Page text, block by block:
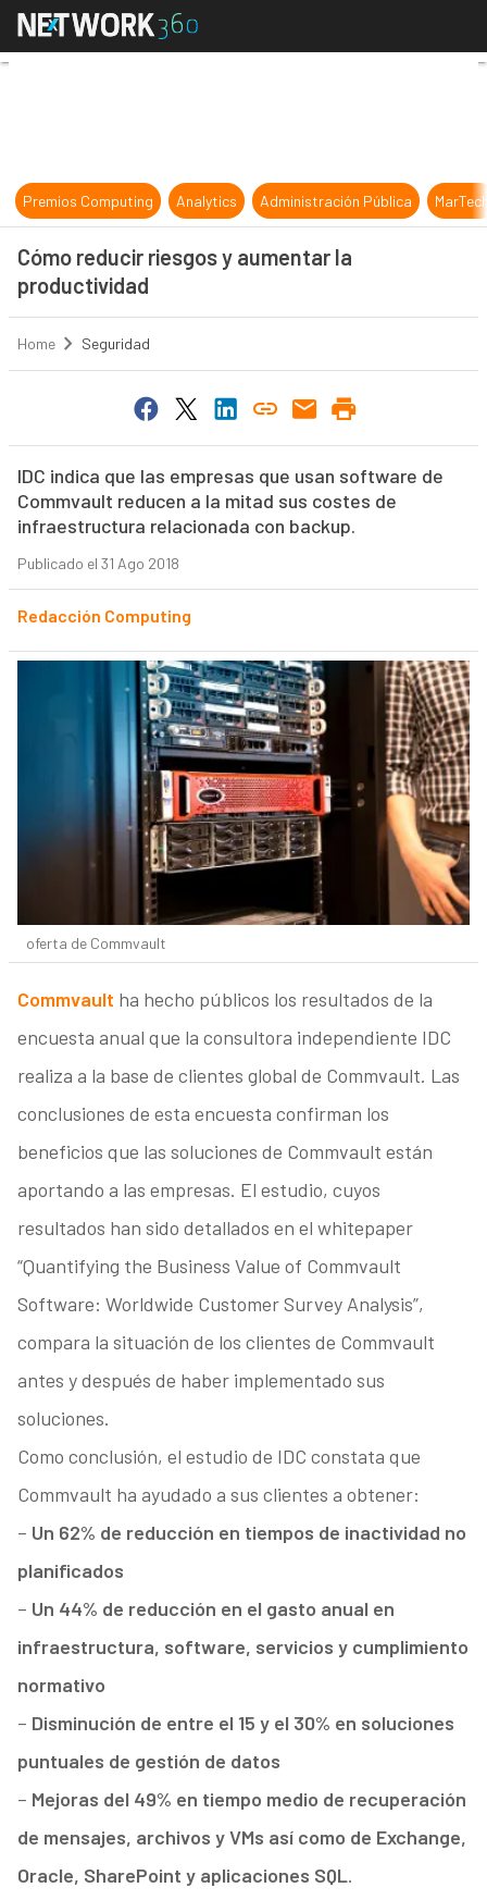
Cómo reducir riesgos y aumentar
Premios Computing Analytics Administración Pública
Cómo reducir riesgos y aumentar la
productividad
Home Seguridad
IDC indica que las empresas que usan software de
Commvault reducen a la mitad sus costes de
infraestructura relacionada con backup.
Publicado el 31 Ago 2018
Redacción Computing
oferta de Commvault
Commvault ha hecho públicos los resultados de la
encuesta anual que la consultora independiente IDC
realiza a la base de clientes global de Commvault. Las
conclusiones de esta encuesta confirman los
beneficios que las soluciones de Commvault están
aportando a las empresas. El estudio, cuyos
resultados han sido detallados en el whitepaper
“Quantifying the Business Value of Commvault
Software: Worldwide Customer Survey Analysis”,
compara la situación de los clientes de Commvault
antes y después de haber implementado sus
soluciones.
Como conclusión, el estudio de IDC constata que
Commvault ha ayudado a sus clientes a obtener:
– Un 62% de reducción en tiempos de inactividad no
planificados
– Un 44% de reducción en el gasto anual en
infraestructura, software, servicios y cumplimiento
normativo
– Disminución de entre el 15 y el 30% en soluciones
puntuales de gestión de datos
– Mejoras del 49% en tiempo medio de recuperación
de mensajes, archivos y VMs así como de Exchange,
Oracle, SharePoint y aplicaciones SQL.